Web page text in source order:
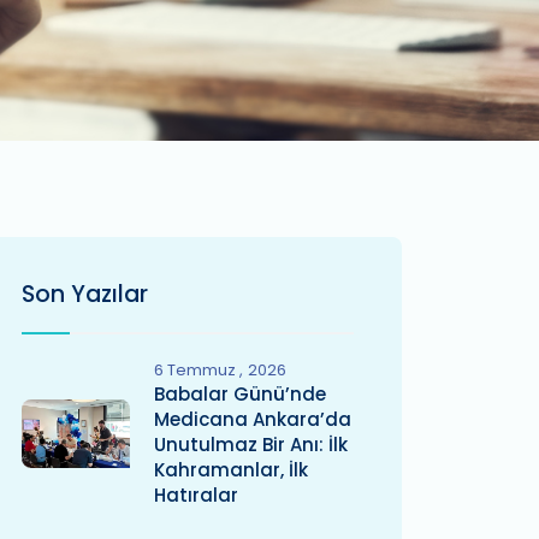
Son Yazılar
6 Temmuz 2026
Babalar Günü’nde
Medicana Ankara’da
Unutulmaz Bir Anı: İlk
Kahramanlar, İlk
Hatıralar